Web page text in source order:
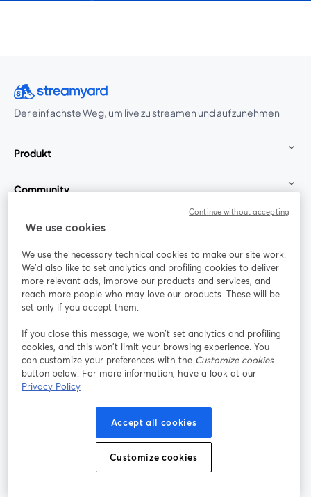
Der einfachste Weg, um live zu streamen und aufzunehmen
Produkt
Community
StreamYard für
Mitmachen
Webinar Facebook
wird in einem neuen Tab geöffnet
X (Twitter)
wird in einem neuen Tab geöffnet
Nutzungsbedingungen
wird in einem neuen Tab geöffnet
Datenschutzrichtlinie
wird in einem neuen Tab geöffnet
Cookie-Richtlinie
Cookie-Einstellungen Hilfe-Center
We use cookies
We use the necessary technical cookies to make our site work.
We'd also like to set analytics and profiling cookies to deliver
more relevant ads, improve our products and services, and
reach more people who may love our products. These will be
set only if you accept them.
If you close this message, we won’t set analytics and profiling
cookies, and this won’t limit your browsing experience. You
can customize your preferences with the Customize cookies
button below. For more information, have a look at our
Privacy Policy
Accept all cookies
Customize cookies
Continue without accepting